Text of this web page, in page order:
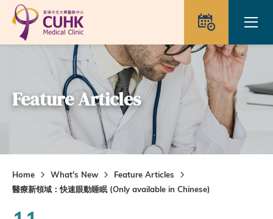
Skip to main content
Feature Articles
Home What's New
Feature Articles
醫療新領域：快速眼動睡眠 (Only available in Chinese)